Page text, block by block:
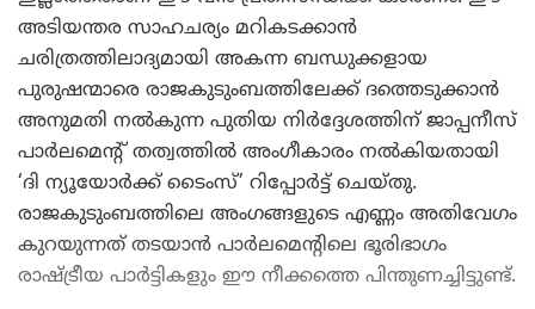
അടിയന്തര സാഹചര്യം മറികടക്കാൻ
ചരിത്രത്തിലാദ്യമായി അകന്ന ബന്ധുക്കളായ
പുരുഷന്മാരെ രാജകുടുംബത്തിലേക്ക് ദത്തെടുക്കാൻ
അനുമതി നൽകുന്ന പുതിയ നിർദ്ദേശത്തിന് ജാപ്പനീസ്
പാർലമെന്റ് തത്വത്തിൽ അംഗീകാരം നൽകിയതായി
‘ദി ന്യൂയോർക്ക് ടൈംസ്’ റിപ്പോർട്ട് ചെയ്തു.
രാജകുടുംബത്തിലെ അംഗങ്ങളുടെ എണ്ണം അതിവേഗം
കുറയുന്നത് തടയാൻ പാർലമെന്റിലെ ഭൂരിഭാഗം
രാഷ്ട്രീയ പാർട്ടികളും ഈ നീക്കത്തെ പിന്തുണച്ചിട്ടുണ്ട്.